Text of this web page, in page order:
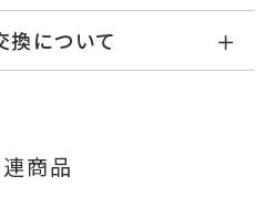
GL0010D140BSWG
GL0010N11022WG
ア0.13ct
後、以下の日程にて発送
以内に発送」の商品
換について
ご注文状況をご確認いた
商品